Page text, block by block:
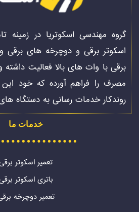
گروه مهندسی اسکوتریا در زمینه
اسکوتر برقی و دوچرخه های
برقی با وات های بالا فعالیت
مصرف را فراهم آورده که خود
روندکار خدمات رسانی به دستگاه
خدمات ما
تعمیر اسکوتر
باتری اسکوتر
تعمیر دوچرخه